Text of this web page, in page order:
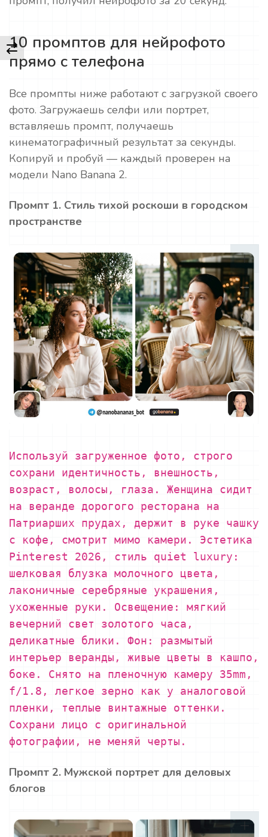
10 промптов для нейрофото
прямо с телефона
Все промпты ниже работают с загрузкой своего
фото. Загружаешь селфи или портрет,
вставляешь промпт, получаешь
кинематографичный результат за секунды.
Копируй и пробуй — каждый проверен на
модели Nano Banana 2.
Промпт 1. Стиль тихой роскоши в городском
пространстве
Используй загруженное фото, строго
сохрани идентичность, внешность,
возраст, волосы, глаза. Женщина сидит
на веранде дорогого ресторана на
Патриарших прудах, держит в руке чашку
с кофе, смотрит мимо камери. Эстетика
Pinterest 2026, стиль quiet luxury:
шелковая блузка молочного цвета,
лаконичные серебряные украшения,
ухоженные руки. Освещение: мягкий
вечерний свет золотого часа,
деликатные блики. Фон: размытый
интерьер веранды, живые цветы в кашпо,
боке. Снято на пленочную камеру 35mm,
f/1.8, легкое зерно как у аналоговой
пленки, теплые винтажные оттенки.
Сохрани лицо с оригинальной
фотографии, не меняй черты.
Промпт 2. Мужской портрет для деловых
блогов